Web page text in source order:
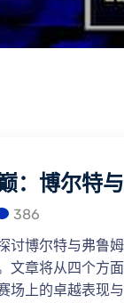
：博尔特
386
讨博尔特与弗鲁
文章将从四个方
场上的卓越表现